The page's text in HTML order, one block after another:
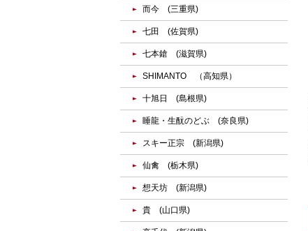
而今 (三重県)
七田 (佐賀県)
七本鎗 (滋賀県)
SHIMANTO （高知県）
十旭日 (島根県)
睡龍・生酛のどぶ (奈良県)
スキー正宗 (新潟県)
仙禽 (栃木県)
想天坊 (新潟県)
貴 (山口県)